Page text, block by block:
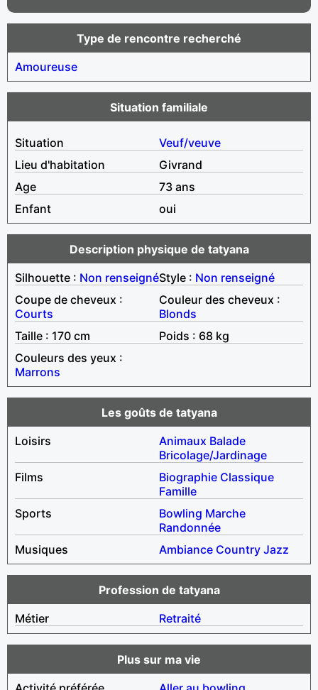
Type de rencontre recherché
Amoureuse
Situation familiale
Situation
Veuf/veuve
Lieu d'habitation
Givrand
Age
73 ans
Enfant
oui
Description physique de tatyana
Silhouette : Non renseignéStyle : Non renseigné
Coupe de cheveux :
Courts
Couleur des cheveux :
Blonds
Taille : 170 cm
Poids : 68 kg
Couleurs des yeux :
Marrons
Les goûts de tatyana
Loisirs
Animaux Balade
Bricolage/Jardinage
Films
Biographie Classique
Famille
Sports
Bowling Marche
Randonnée
Musiques
Ambiance Country Jazz
Profession de tatyana
Métier
Retraité
Plus sur ma vie